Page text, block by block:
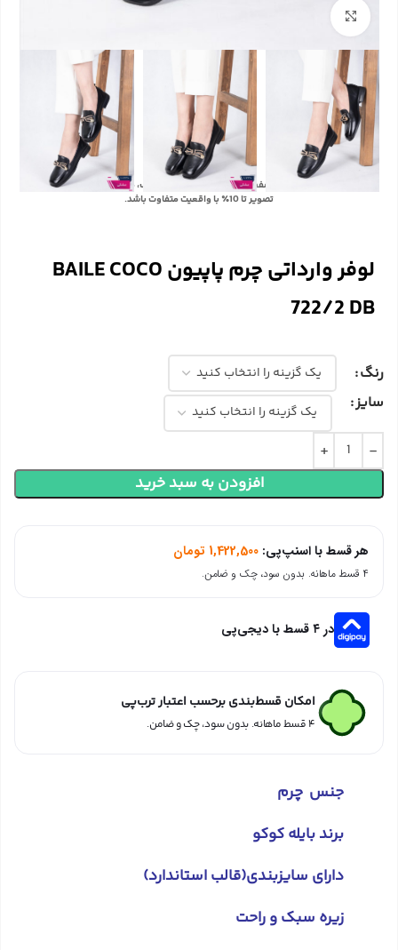
بزرگنمایی تصویر
با توجه به تفاوت رنگ‌ها در صفحه نمایش دستگاه‌های مختلف، ممکن است رنگ محصولات در
تصویر تا 10٪ با واقعیت متفاوت باشد.
لوفر وارداتی چرم پاپیون BAILE COCO
722/2 DB
رنگ
سایز
افزودن به سبد خرید
هر قسط با اسنپ‌پی: 1,422,500 تومان
۴ قسط ماهانه. بدون سود، چک و ضامن.
در ۴ قسط با دیجی‌پی
امکان قسط‌بندی برحسب اعتبار ترب‌پی
۴ قسط ماهانه. بدون سود، چک و ضامن.
جنس چرم
برند بایله کوکو
دارای سایزبندی(قالب استاندارد)
زیره سبک و راحت